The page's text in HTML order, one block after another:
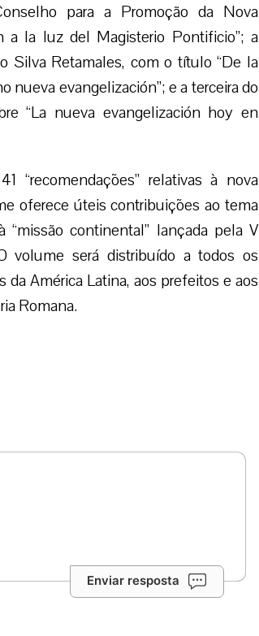
para a Promoção da Nova
a la luz del Magisterio Pontificio”; a
Silva Retamales, com o título “De la
evangelización”; e a terceira do
“La nueva evangelización hoy en
“recomendações” relativas à nova
oferece úteis contribuições ao tema
continental” lançada pela V
volume será distribuído a todos os
América Latina, aos prefeitos e aos
Romana.
Enviar resposta